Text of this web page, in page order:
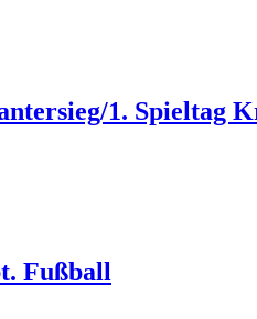
1. Spieltag
Fußball